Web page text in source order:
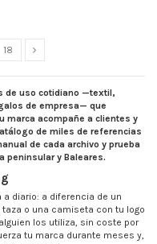
18
de uso cotidiano —textil,
de empresa— que
marca acompañe a clientes y
de miles de referencias
de cada archivo y prueba
peninsular y Baleares.
diario: a diferencia de un
o una camiseta con tu logo
los utiliza, sin coste por
tu marca durante meses y,